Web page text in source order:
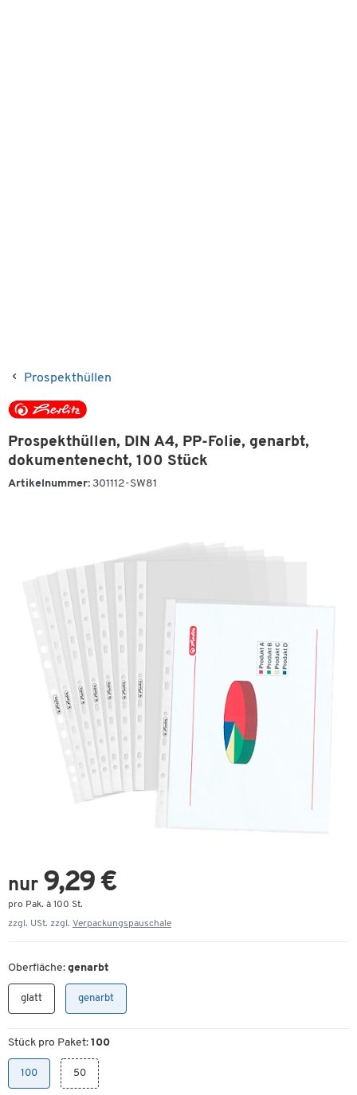
Prospekthüllen
Prospekthüllen, DIN A4, PP-Folie, genarbt,
dokumentenecht, 100 Stück
Artikelnummer: 301112-SW81
nur 9,29 €
pro Pak. à 100 St.
zzgl. USt. zzgl. Verpackungspauschale
Oberfläche: genarbt
glatt genarbt
Stück pro Paket: 100
100 50